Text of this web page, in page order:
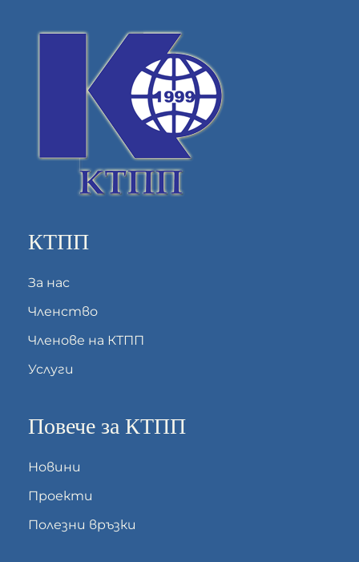
КТПП
За нас
Членство
Членове на КТПП
Услуги
Повече за КТПП
Новини
Проекти
Полезни връзки